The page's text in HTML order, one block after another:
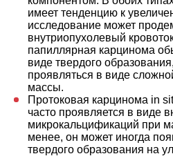
имеет тенденцию к
исследование может
внутриопухолевый
папиллярная карцинома
виде твердого
проявляться в виде
массы.
Протоковая карцинома in
часто проявляется в виде
микрокальцификаций при
менее, он может иногда
твердого образования на